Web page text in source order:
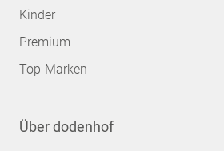
Kinder
Premium
Top-Marken
Über dodenhof